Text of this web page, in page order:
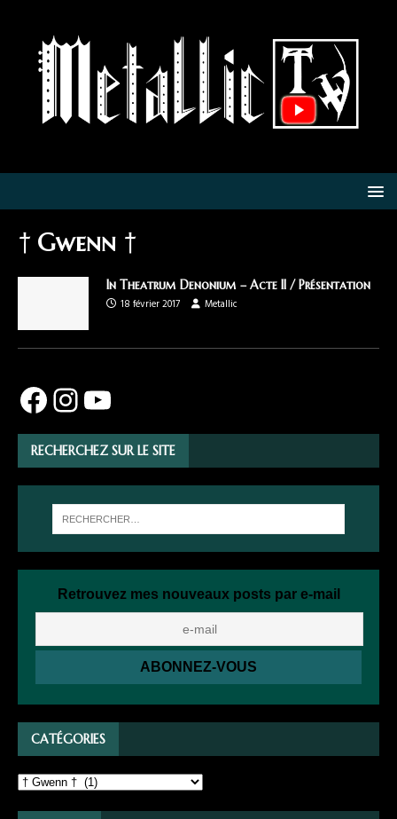
† Gwenn †
In Theatrum Denonium – Acte II / Présentation
18 février 2017
Metallic
RECHERCHEZ SUR LE SITE
Retrouvez mes nouveaux posts par e-mail
CATÉGORIES